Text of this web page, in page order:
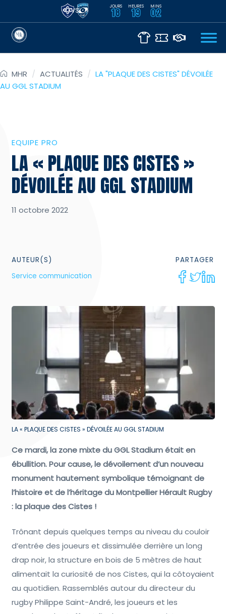
VS JOURS
18 HEURES
19 MINS
02
MHR / ACTUALITÉS / LA "PLAQUE DES CISTES" DÉVOILÉE
AU GGL STADIUM
EQUIPE PRO
LA « PLAQUE DES CISTES »
DÉVOILÉE AU GGL STADIUM
11 octobre 2022
AUTEUR(S)
Service communication
PARTAGER
LA « PLAQUE DES CISTES » DÉVOILÉE AU GGL STADIUM
Ce mardi, la zone mixte du GGL Stadium était en
ébullition. Pour cause, le dévoilement d’un nouveau
monument hautement symbolique témoignant de
l’histoire et de l’héritage du Montpellier Hérault Rugby
: la plaque des Cistes !
Trônant depuis quelques temps au niveau du couloir
d’entrée des joueurs et dissimulée derrière un long
drap noir, la structure en bois de 5 mètres de haut
alimentait la curiosité de nos Cistes, qui la côtoyaient
au quotidien. Rassemblés autour du directeur du
rugby Philippe Saint-André, les joueurs et les